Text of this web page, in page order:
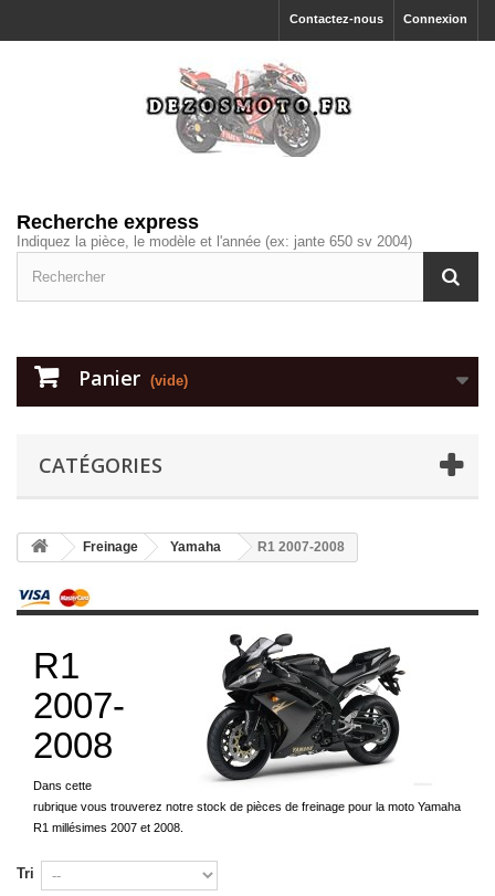
Connexion
Contactez-nous
Recherche express
Indiquez la pièce, le modèle et l'année (ex: jante 650 sv 2004)
Panier (vide)
CATÉGORIES
Freinage Yamaha R1 2007-2008
R1
2007-
2008
Dans cette
rubrique vous trouverez notre stock de pièces de freinage pour la moto Yamaha
R1 millésimes 2007 et 2008.
Tri